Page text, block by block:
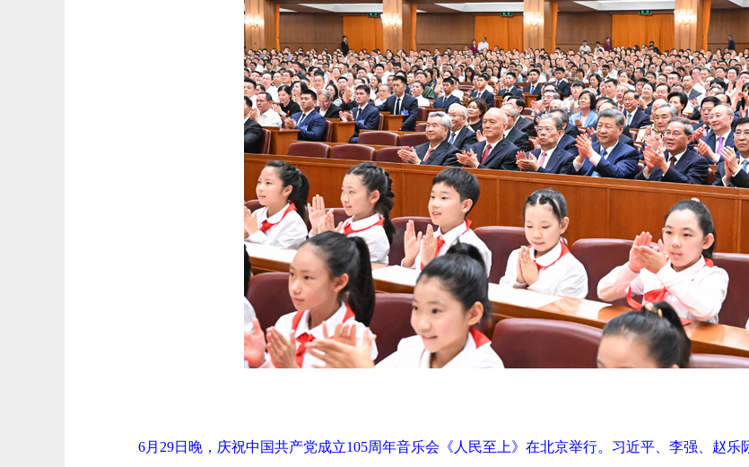
6月29日晚，庆祝中国共产党成立105周年音乐会《人民至上》在北京举行。习近平、李强、赵